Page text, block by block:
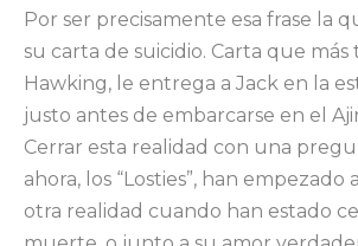
Por ser precisamente esa frase la
su carta de suicidio. Carta que más
Hawking, le entrega a Jack en la
justo antes de embarcarse en el
Cerrar esta realidad con una
ahora, los “Losties”, han empezado
otra realidad cuando han estado